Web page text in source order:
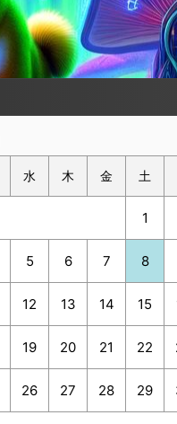
水 木 金 土
1
5 6 7 8
12 13 14 15
19 20 21 22
26 27 28 29